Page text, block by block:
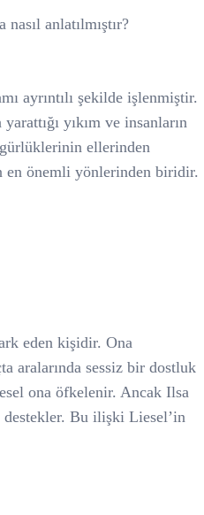
anlatılmıştır?
ayrıntılı şekilde işlenmiştir.
yıkım ve insanların
ellerinden
en önemli yönlerinden biridir.
eden kişidir. Ona
aralarında sessiz bir dostluk
ona öfkelenir. Ancak Ilsa
destekler. Bu ilişki Liesel’in